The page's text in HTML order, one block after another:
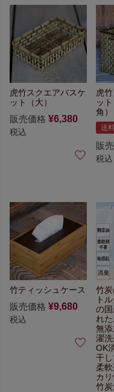
虎竹スクエアバスケ
ット（大）
販売価格 ¥6,380
税込
虎
ッ
角）
送
販
税込
竹ティッシュケース
販売価格 ¥9,680
税込
竹
トル
の
れた
無
濯
OK
干
柔
カ
竹